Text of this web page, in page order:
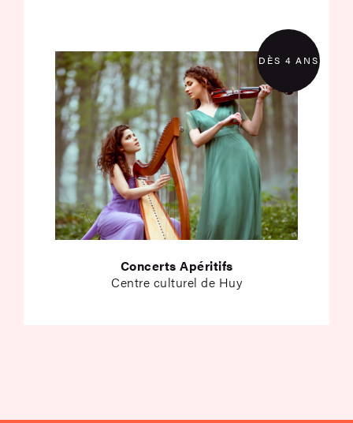
DÈS 4 ANS
Concerts Apéritifs
Centre culturel de Huy